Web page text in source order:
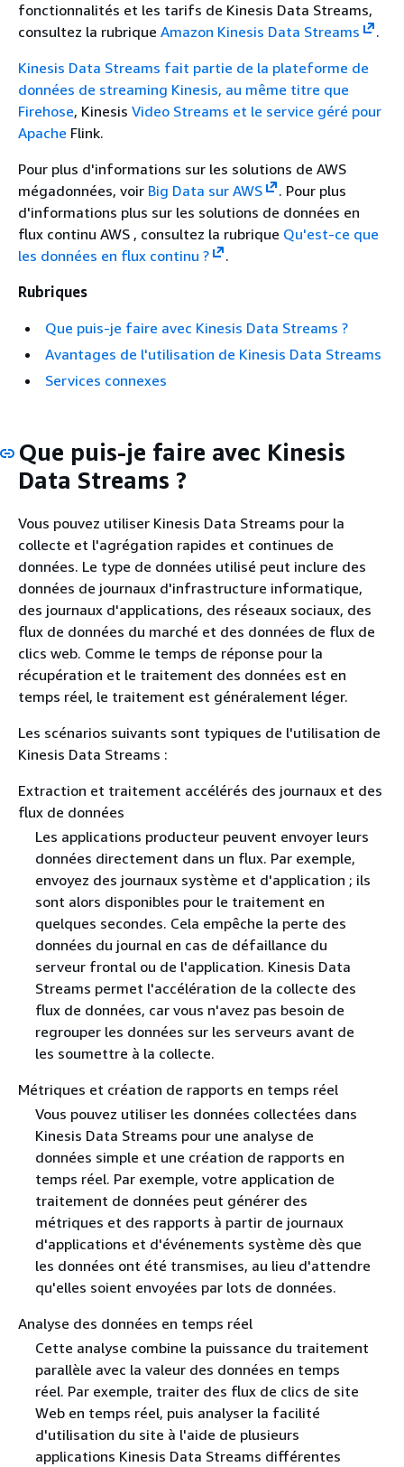
fonctionnalités et les tarifs de Kinesis Data Streams,
consultez la rubrique Amazon Kinesis Data Streams
.
Kinesis Data Streams fait partie de la plateforme de
données de streaming Kinesis, au même titre que
Firehose, Kinesis Video Streams et le service géré pour
Apache Flink.
Pour plus d'informations sur les solutions de AWS
mégadonnées, voir Big Data sur AWS
. Pour plus
d'informations plus sur les solutions de données en
flux continu AWS , consultez la rubrique Qu'est-ce que
les données en flux continu ?
.
Rubriques
Que puis-je faire avec Kinesis Data Streams ?
Avantages de l'utilisation de Kinesis Data Streams
Services connexes
Que puis-je faire avec Kinesis
Data Streams ?
Vous pouvez utiliser Kinesis Data Streams pour la
collecte et l'agrégation rapides et continues de
données. Le type de données utilisé peut inclure des
données de journaux d'infrastructure informatique,
des journaux d'applications, des réseaux sociaux, des
flux de données du marché et des données de flux de
clics web. Comme le temps de réponse pour la
récupération et le traitement des données est en
temps réel, le traitement est généralement léger.
Les scénarios suivants sont typiques de l'utilisation de
Kinesis Data Streams :
Extraction et traitement accélérés des journaux et des
flux de données
Les applications producteur peuvent envoyer leurs
données directement dans un flux. Par exemple,
envoyez des journaux système et d'application ; ils
sont alors disponibles pour le traitement en
quelques secondes. Cela empêche la perte des
données du journal en cas de défaillance du
serveur frontal ou de l'application. Kinesis Data
Streams permet l'accélération de la collecte des
flux de données, car vous n'avez pas besoin de
regrouper les données sur les serveurs avant de
les soumettre à la collecte.
Métriques et création de rapports en temps réel
Vous pouvez utiliser les données collectées dans
Kinesis Data Streams pour une analyse de
données simple et une création de rapports en
temps réel. Par exemple, votre application de
traitement de données peut générer des
métriques et des rapports à partir de journaux
d'applications et d'événements système dès que
les données ont été transmises, au lieu d'attendre
qu'elles soient envoyées par lots de données.
Analyse des données en temps réel
Cette analyse combine la puissance du traitement
parallèle avec la valeur des données en temps
réel. Par exemple, traiter des flux de clics de site
Web en temps réel, puis analyser la facilité
d'utilisation du site à l'aide de plusieurs
applications Kinesis Data Streams différentes